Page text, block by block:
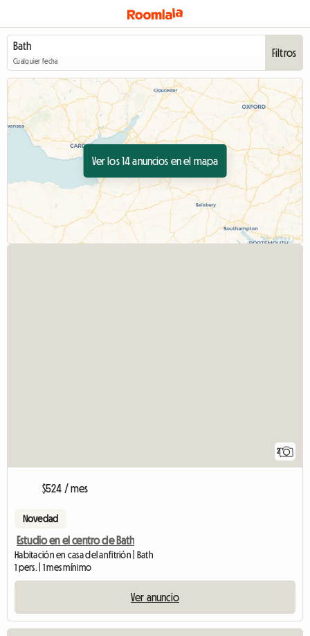
Cualquier fecha
Filtros
Ver los 14 anuncios en el mapa
2
$524 / mes
Novedad
Estudio en el centro de Bath
Habitación en casa del anfitrión | Bath
1 pers. | 1 mes mínimo
Ver anuncio